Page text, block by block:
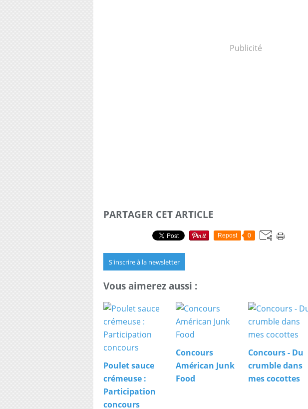
Publicité
PARTAGER CET ARTICLE
Repost 0
S'inscrire à la newsletter
Vous aimerez aussi :
Poulet sauce
crémeuse :
Participation
concours
Concours
Américan Junk
Food
Concours - Du
crumble dans
mes cocottes